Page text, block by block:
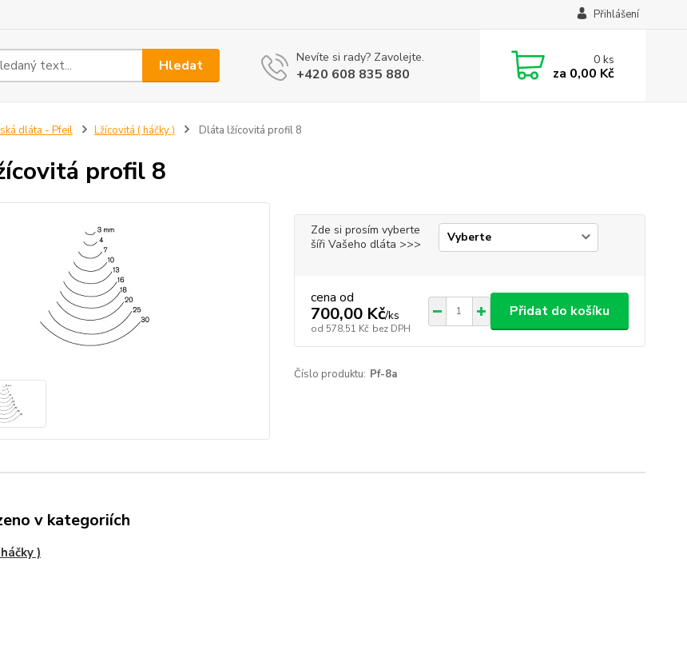
Přihlášení
Hledat Nevíte si rady? Zavolejte.
+420 608 835 880
0ks
za 0,00 Kč
dláta - Pfeil Lžícovitá ( háčky ) Dláta lžícovitá profil 8
profil 8
Zde si prosím vyberte
šíři Vašeho dláta >>>
cena od
700,00 Kč/ks
od 578,51 Kč bez DPH
Přidat do košíku
Číslo produktu: Pf-8a
v kategoriích
)